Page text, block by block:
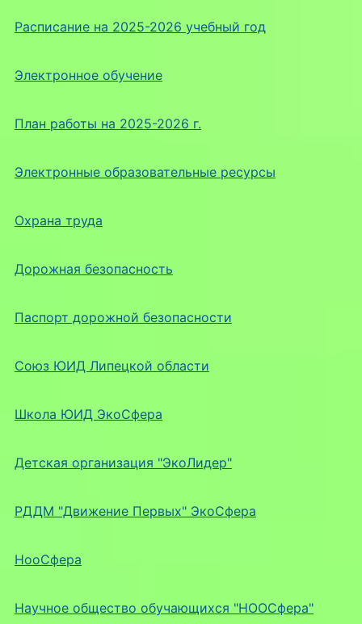
Расписание на 2025-2026 учебный год
Электронное обучение
План работы на 2025-2026 г.
Электронные образовательные ресурсы
Охрана труда
Дорожная безопасность
Паспорт дорожной безопасности
Союз ЮИД Липецкой области
Школа ЮИД ЭкоСфера
Детская организация "ЭкоЛидер"
РДДМ "Движение Первых" ЭкоСфера
НооСфера
Научное общество обучающихся "НООСфера"